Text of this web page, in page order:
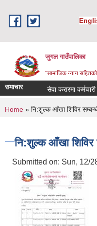
जुगल गाउँपालिका
"सामाजिक न्याय
समाचार सेवा करारमा कर्मचारी
You are here
Home » नि:शुल्क आँखा शिविर
नि:शुल्क आँखा शिविर
Submitted on: Sun, 12/